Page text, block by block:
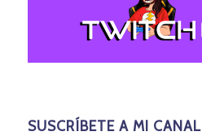
SUSCRÍBETE A MI CANAL